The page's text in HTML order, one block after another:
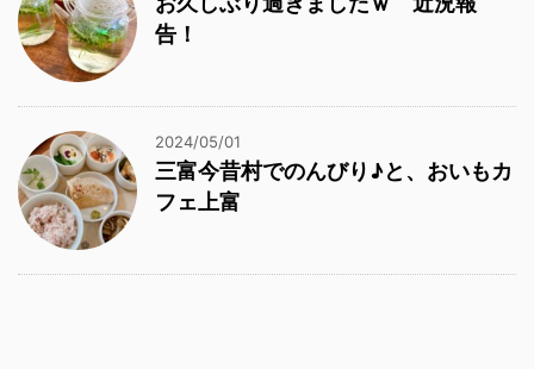
告！
2024/05/01
三富今昔村でのんびり♪と、おいもカ
フェ上富